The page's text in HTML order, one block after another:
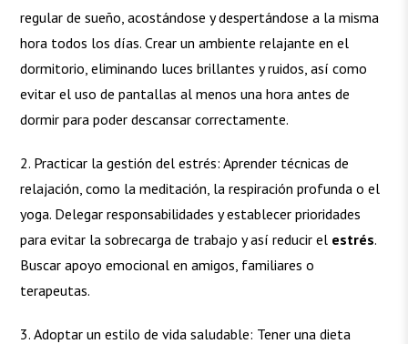
regular de sueño, acostándose y despertándose a la misma
hora todos los días. Crear un ambiente relajante en el
dormitorio, eliminando luces brillantes y ruidos, así como
evitar el uso de pantallas al menos una hora antes de
dormir para poder descansar correctamente.
Practicar la gestión del estrés: Aprender técnicas de
relajación, como la meditación, la respiración profunda o el
yoga. Delegar responsabilidades y establecer prioridades
para evitar la sobrecarga de trabajo y así reducir el estrés.
Buscar apoyo emocional en amigos, familiares o
terapeutas.
Adoptar un estilo de vida saludable: Tener una dieta